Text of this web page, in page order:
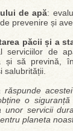
de apă:
prevenire și
păcii și a
serviciilor de
și să prevină,
salubrității.
răspunde
o
servicii
planeta